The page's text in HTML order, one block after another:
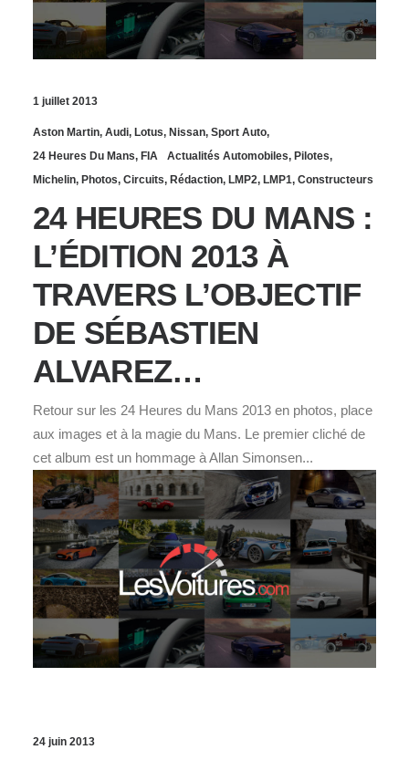
1 juillet 2013
Aston Martin, Audi, Lotus, Nissan, Sport Auto,
24 Heures Du Mans, FIA Actualités Automobiles, Pilotes,
Michelin, Photos, Circuits, Rédaction, LMP2, LMP1, Constructeurs
24 HEURES DU MANS :
L’ÉDITION 2013 À
TRAVERS L’OBJECTIF
DE SÉBASTIEN
ALVAREZ…
Retour sur les 24 Heures du Mans 2013 en photos, place
aux images et à la magie du Mans. Le premier cliché de
cet album est un hommage à Allan Simonsen...
24 juin 2013